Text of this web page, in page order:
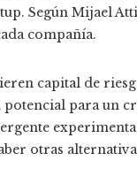
Según Mijael
compañía.
capital de
potencial para un
otras